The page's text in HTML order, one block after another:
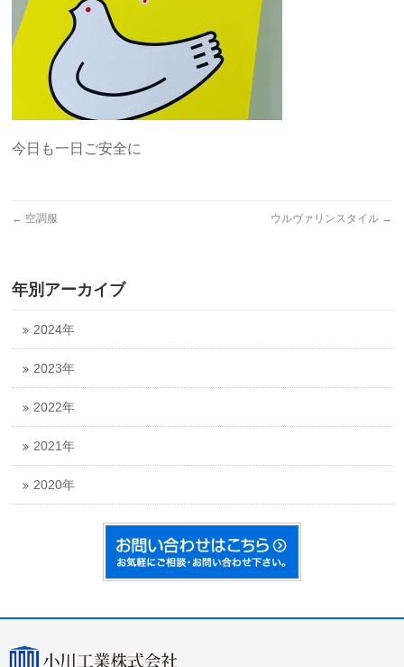
今日も一日ご安全に
← 空調服 ウルヴァリンスタイル →
年別アーカイブ
2024年
2023年
2022年
2021年
2020年